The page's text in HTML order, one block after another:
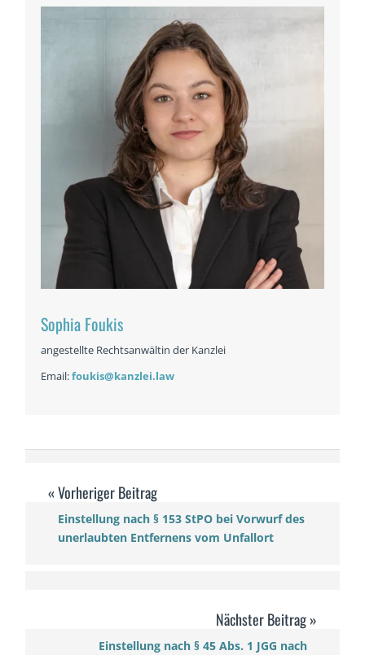
Sophia Foukis
angestellte Rechtsanwältin der Kanzlei
Email:foukis@kanzlei.law
Einstellung nach § 153 StPO bei Vorwurf des
unerlaubten Entfernens vom Unfallort
Einstellung nach § 45 Abs. 1 JGG nach